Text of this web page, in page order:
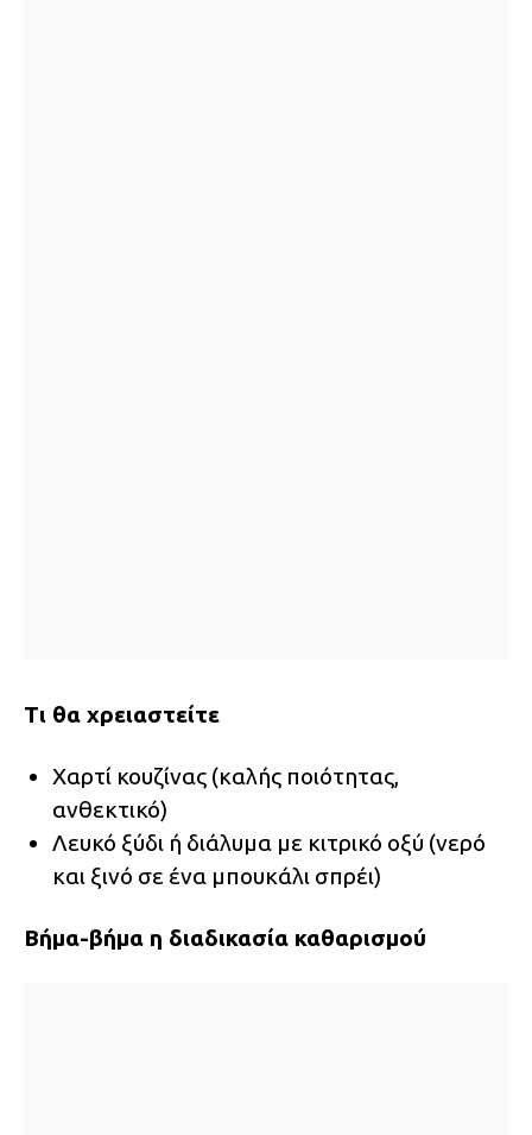
Τι θα χρειαστείτε
Χαρτί κουζίνας (καλής ποιότητας,
ανθεκτικό)
Λευκό ξύδι ή διάλυμα με κιτρικό οξύ (νερό
και ξινό σε ένα μπουκάλι σπρέι)
Βήμα-βήμα η διαδικασία καθαρισμού